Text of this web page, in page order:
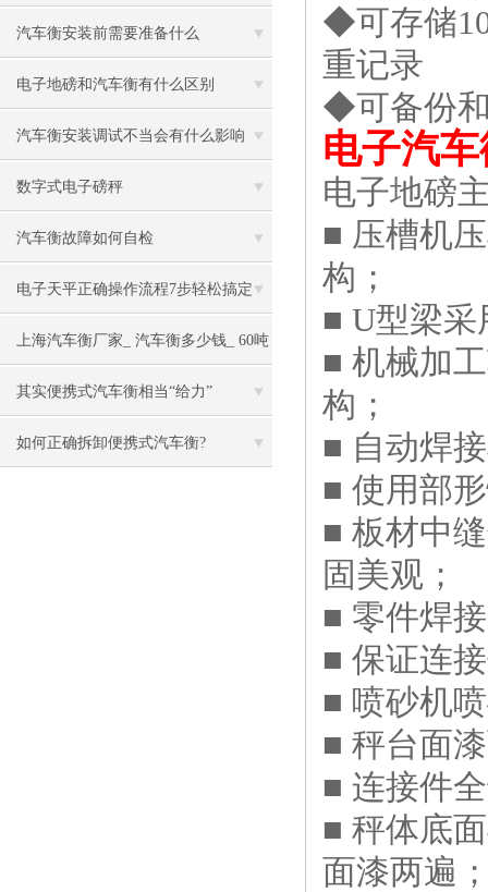
汽车衡安装前需要准备什么
电子地磅和汽车衡有什么区别
汽车衡安装调试不当会有什么影响
数字式电子磅秤
汽车衡故障如何自检
电子天平正确操作流程7步轻松搞定
上海汽车衡厂家_ 汽车衡多少钱_ 60吨
电子汽车衡
其实便携式汽车衡相当“给力”
如何正确拆卸便携式汽车衡?
◆可存储
重记录
◆可备份
电子汽
电子地磅
■ 压槽机
构；
■ U型梁
■ 机械加
构；
■ 自动焊
■ 使用部
■ 板材中
固美观；
■ 零件焊
■ 保证连
■ 喷砂机
■ 秤台面
■ 连接件
■ 秤体底
面漆两遍